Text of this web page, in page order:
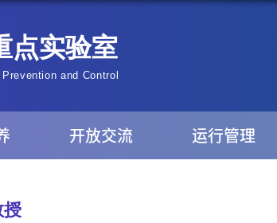
开放交流 运行管理
授